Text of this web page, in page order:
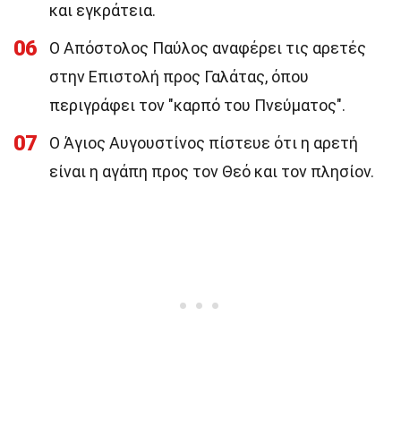
και εγκράτεια.
06
Ο Απόστολος Παύλος αναφέρει τις αρετές
στην Επιστολή προς Γαλάτας, όπου
περιγράφει τον "καρπό του Πνεύματος".
07
Ο Άγιος Αυγουστίνος πίστευε ότι η αρετή
είναι η αγάπη προς τον Θεό και τον πλησίον.